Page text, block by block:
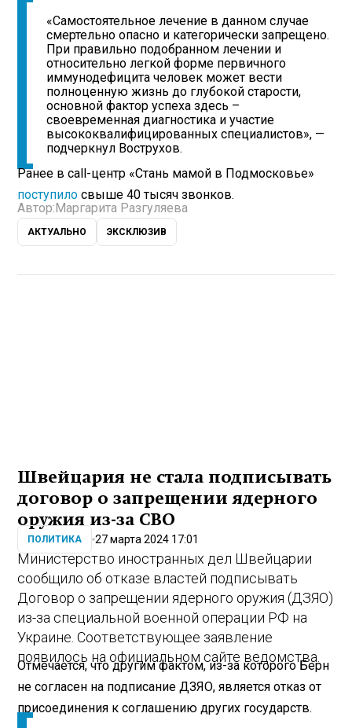
«Самостоятельное лечение в данном случае
смертельно опасно и категорически запрещено.
При правильно подобранном лечении и
относительно легкой форме первичного
иммунодефицита человек может вести
полноценную жизнь до глубокой старости,
основной фактор успеха здесь –
своевременная диагностика и участие
высококвалифицированных специалистов», —
подчеркнул Вострухов.
Ранее в call-центр «Стань мамой в Подмосковье»
поступило свыше 40 тысяч звонков.
Автор: Маргарита Разгуляева
АКТУАЛЬНО ЭКСКЛЮЗИВ
Швейцария не стала подписывать
договор о запрещении ядерного
оружия из-за СВО
ПОЛИТИКА 27 марта 2024 17:01
Министерство иностранных дел Швейцарии
сообщило об отказе властей подписывать
Договор о запрещении ядерного оружия (ДЗЯО)
из-за специальной военной операции РФ на
Украине. Соответствующее заявление
появилось на официальном сайте ведомства.
Отмечается, что другим фактом, из-за которого Берн
не согласен на подписание ДЗЯО, является отказ от
присоединения к соглашению других государств.